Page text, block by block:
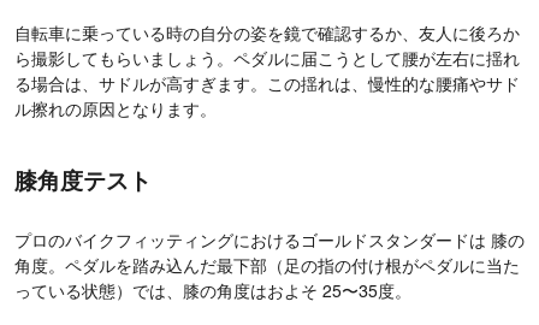
自転車に乗っている時の自分の姿を鏡で確認するか、友人に後ろか
ら撮影してもらいましょう。ペダルに届こうとして腰が左右に揺れ
る場合は、サドルが高すぎます。この揺れは、慢性的な腰痛やサド
ル擦れの原因となります。
膝角度テスト
プロのバイクフィッティングにおけるゴールドスタンダードは 膝の
角度。ペダルを踏み込んだ最下部（足の指の付け根がペダルに当た
っている状態）では、膝の角度はおよそ 25〜35度。